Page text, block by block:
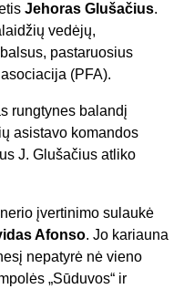
Jehoras Glušačius.
vedėjų,
pastaruosius
(PFA).
rungtynes balandį
asistavo komandos
J. Glušačius atliko
įvertinimo sulaukė
Afonso. Jo kariauna
nepatyrė nė vieno
„Sūduvos“ ir